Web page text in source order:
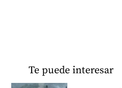
Te puede interesar